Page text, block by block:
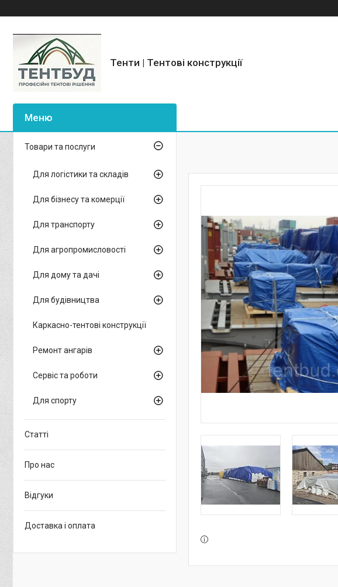
Тенти | Тентові конструкції
Товари та послуги
Для логістики та складів
Для бізнесу та комерції
Для транспорту
Для агропромисловості
Для дому та дачі
Для будівництва
Каркасно-тентові конструкції
Ремонт ангарів
Сервіс та роботи
Для спорту
Статті
Про нас
Відгуки
Доставка і оплата